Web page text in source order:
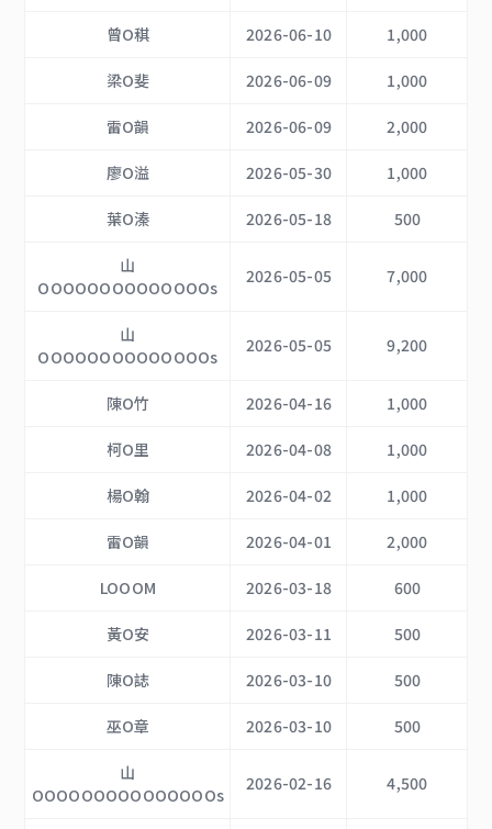
曾O稘 2026-06-10 1,000
梁O斐 2026-06-09 1,000
雷O韻 2026-06-09 2,000
廖O溢 2026-05-30 1,000
葉O溱 2026-05-18 500
山
OOOOOOOOOOOOOOs
2026-05-05 7,000
山
OOOOOOOOOOOOOOs
2026-05-05 9,200
陳O竹 2026-04-16 1,000
柯O里 2026-04-08 1,000
楊O翰 2026-04-02 1,000
雷O韻 2026-04-01 2,000
LOOOM 2026-03-18 600
黃O安 2026-03-11 500
陳O誌 2026-03-10 500
巫O章 2026-03-10 500
山
OOOOOOOOOOOOOOOs
2026-02-16 4,500